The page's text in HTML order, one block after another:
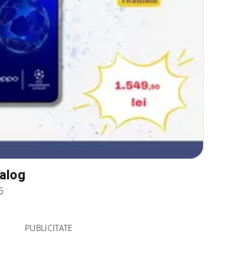
PUBLICITATE